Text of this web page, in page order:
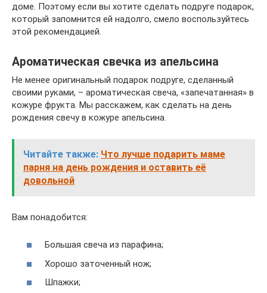
доме. Поэтому если вы хотите сделать подруге подарок,
который запомнится ей надолго, смело воспользуйтесь
этой рекомендацией.
Ароматическая свечка из апельсина
Не менее оригинальный подарок подруге, сделанный
своими руками, – ароматическая свеча, «запечатанная» в
кожуре фрукта. Мы расскажем, как сделать на день
рождения свечу в кожуре апельсина.
Читайте также: Что лучше подарить маме
парня на день рождения и оставить её
довольной
Вам понадобится:
Большая свеча из парафина;
Хорошо заточенный нож;
Шпажки;